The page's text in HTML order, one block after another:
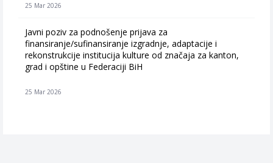
25 Mar 2026
Javni poziv za podnošenje prijava za
finansiranje/sufinansiranje izgradnje, adaptacije i
rekonstrukcije institucija kulture od značaja za kanton,
grad i opštine u Federaciji BiH
25 Mar 2026